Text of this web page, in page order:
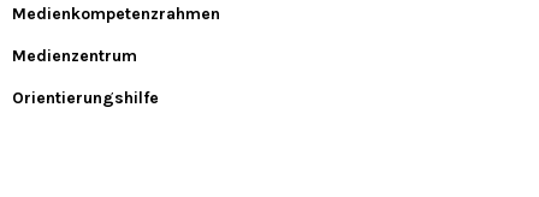
Medienkompetenzrahmen
Medienzentrum
Orientierungshilfe